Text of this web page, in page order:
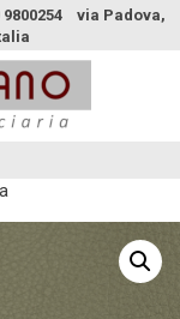
via Padova,